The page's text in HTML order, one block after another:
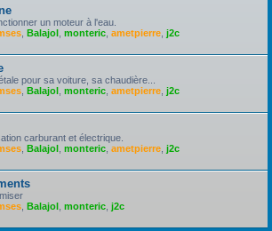
un moteur à l'eau.
Balajol monteric ametpierre j2c
pour sa voiture, sa chaudière...
Balajol monteric ametpierre j2c
carburant et électrique.
Balajol monteric ametpierre j2c
Balajol monteric j2c